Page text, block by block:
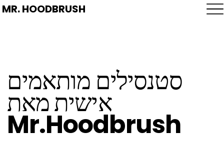
MR. HOODBRUSH
סטנסילים מותאמים
אישית מאת
Mr.Hoodbrush